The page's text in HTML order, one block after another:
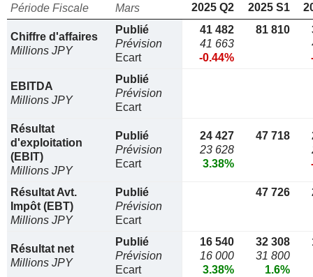
Période Fiscale Mars 2025 Q2 2025 S1
Chiffre d'affaires
Millions JPY
Publié
Prévision
Ecart
41 482
41 663
-0.44%
81 810
EBITDA
Millions JPY
Publié
Prévision
Ecart
Résultat
d'exploitation
(EBIT)
Millions JPY
Publié
Prévision
Ecart
24 427
23 628
3.38%
47 718
Résultat Avt.
Impôt (EBT)
Millions JPY
Publié
Prévision
Ecart
47 726
Résultat net
Millions JPY
Publié
Prévision
Ecart
16 540
16 000
3.38%
32 308
31 800
1.6%